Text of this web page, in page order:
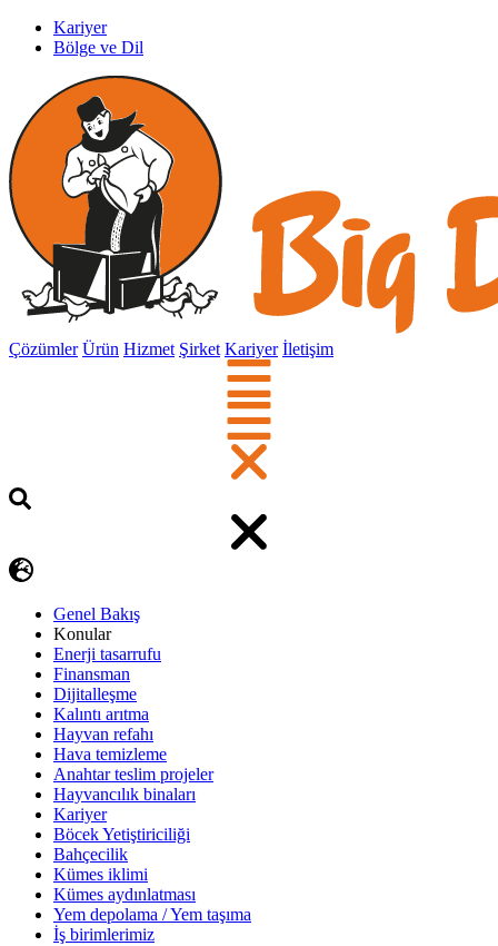
Kariyer
Bölge ve Dil
Çözümler Ürün Hizmet Şirket Kariyer İletişim
Genel Bakış
Konular
Enerji tasarrufu
Finansman
Dijitalleşme
Kalıntı arıtma
Hayvan refahı
Hava temizleme
Anahtar teslim projeler
Hayvancılık binaları
Kariyer
Böcek Yetiştiriciliği
Bahçecilik
Kümes iklimi
Kümes aydınlatması
Yem depolama / Yem taşıma
İş birimlerimiz